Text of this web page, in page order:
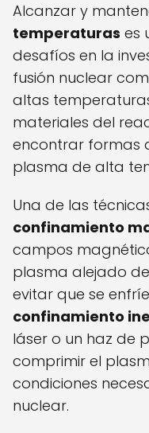
Alcanzar y
temperaturas es
desafíos en la
fusión nuclear
altas
materiales del
encontrar formas
plasma de alta
Una de las
confinamiento
campos
plasma alejado
evitar que se
confinamiento
láser o un haz de
comprimir el
condiciones
nuclear.